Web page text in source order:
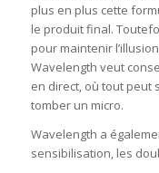
plus en plus cette
le produit final.
pour maintenir
Wavelength veut
en direct, où tout peut
tomber un micro.
Wavelength a
sensibilisation, les